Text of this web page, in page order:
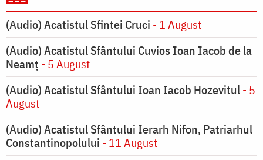
(Audio) Acatistul Sfintei Cruci - 1 August
(Audio) Acatistul Sfântului Cuvios Ioan Iacob de la
Neamț - 5 August
(Audio) Acatistul Sfântului Ioan Iacob Hozevitul- 5
August
(Audio) Acatistul Sfântului Ierarh Nifon, Patriarhul
Constantinopolului - 11 August